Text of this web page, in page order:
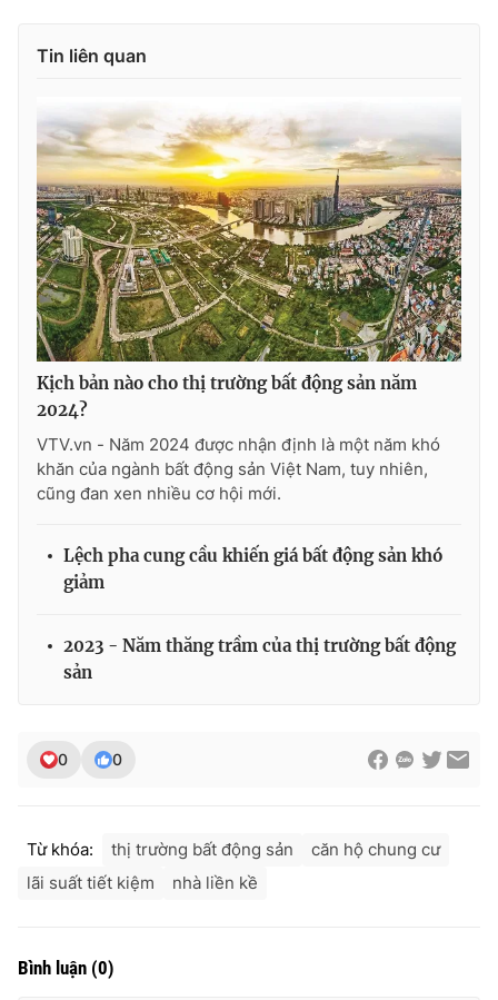
Tin liên quan
Kịch bản nào cho thị trường bất động sản năm
2024?
VTV.vn - Năm 2024 được nhận định là một năm khó
khăn của ngành bất động sản Việt Nam, tuy nhiên,
cũng đan xen nhiều cơ hội mới.
Lệch pha cung cầu khiến giá bất động sản khó
giảm
2023 - Năm thăng trầm của thị trường bất động
sản
0 0
Từ khóa: thị trường bất động sản
căn hộ chung cư
lãi suất tiết kiệm
nhà liền kề
Bình luận (0)